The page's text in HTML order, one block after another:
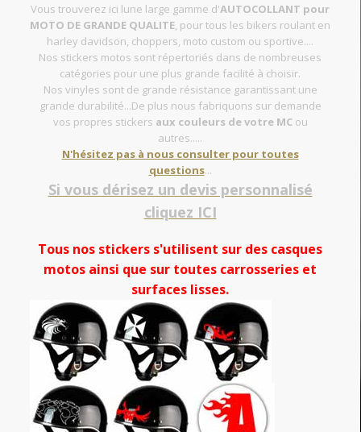
Vous trouverez ici lune large gamme d'AUTOCOLLANT pour
MOTO DE GRANDE QUALITE, pour tous les bikers roulant en
harley davidson, choppers, moto custom ou sportive....
Nos stickers motos sont répertoriés dans de nombreuses
catégories pour une plus grande facilité à choisir.
Nos vinyles sont de grande résistance garantissant une
grande durabilité...De plus nous fabriquons sur demande
vos propres stickers aux couleurs de votre MCou
autres.....
N'hésitez pas à nous consulter pour toutes
questions...
Si vous dérisez un devis personnalisé
cliquez ICI
Tous nos stickers s'utilisent sur des casques
motos ainsi que sur toutes carrosseries et
surfaces lisses.